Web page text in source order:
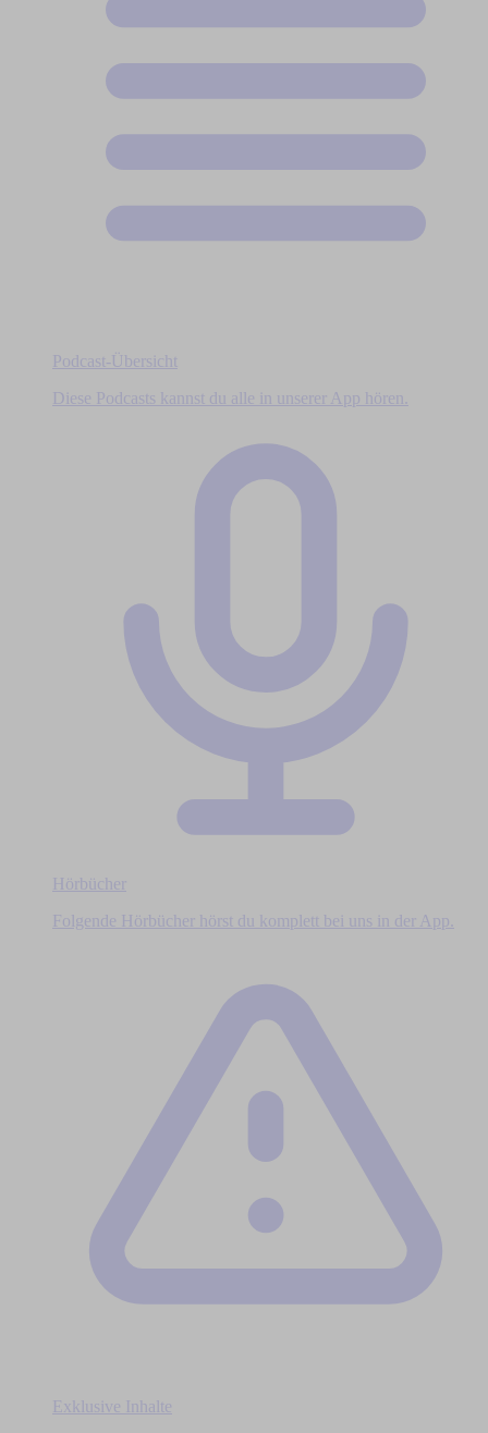
Podcast-Übersicht
Diese Podcasts kannst du alle in unserer App hören.
Hörbücher
Folgende Hörbücher hörst du komplett bei uns in der App.
Exklusive Inhalte